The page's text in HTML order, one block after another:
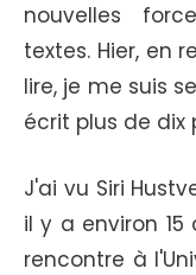
nouvelles
textes. Hier, en
lire, je me suis
écrit plus de dix
J'ai vu Siri
il y a environ
rencontre à